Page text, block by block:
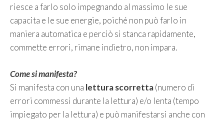
riesce a farlo solo impegnando al massimo le sue
capacita e le sue energie, poiché non può farlo in
maniera automatica e perciò si stanca rapidamente,
commette errori, rimane indietro, non impara.
Come si manifesta?
Si manifesta con una lettura scorretta(numero di
errori commessi durante la lettura) e/o lenta (tempo
impiegato per la lettura) e può manifestarsi anche con